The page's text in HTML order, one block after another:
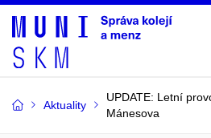
Aktuality
UPDATE: Letní
Mánesova